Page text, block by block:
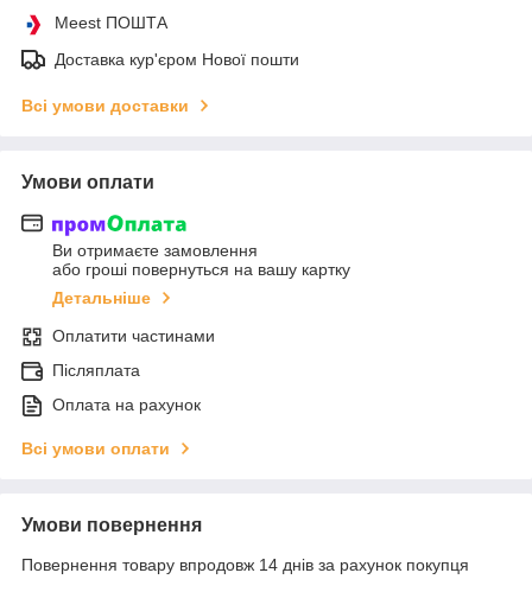
Meest ПОШТА
Доставка кур'єром Нової пошти
Всі умови доставки
Умови оплати
Ви отримаєте замовлення
або гроші повернуться на вашу картку
Детальніше
Оплатити частинами
Післяплата
Оплата на рахунок
Всі умови оплати
Умови повернення
Повернення товару впродовж 14 днів за рахунок покупця